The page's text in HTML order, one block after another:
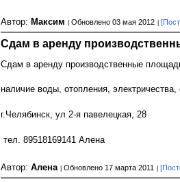
Автор: Максим Обновлено 03 мая 2012
Сдам в аренду
Сдам в аренду производственные
наличие воды, отопления, электричества,
г.Челябинск, ул 2-я павелецкая, 28
тел. 89518169141 Алена
Автор: Алена Обновлено 17 марта 2011